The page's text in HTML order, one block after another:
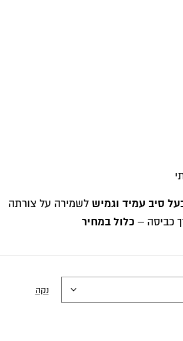
סיב עמיד וגמיש לשמירה על צורתה
כביסה – כלול במחיר
נקה